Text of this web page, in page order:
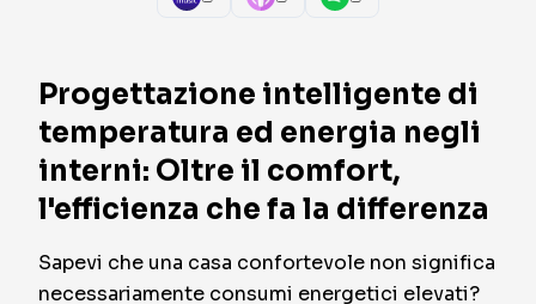
Progettazione intelligente di
temperatura ed energia negli
interni: Oltre il comfort,
l'efficienza che fa la differenza
Sapevi che una casa confortevole non significa
necessariamente consumi energetici elevati?